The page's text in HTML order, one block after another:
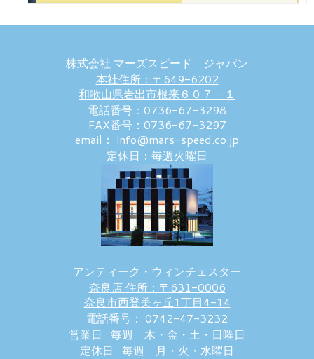
株式会社 マーズスピード ジャパン
本社住所：〒649-6202
和歌山県岩出市根来６０７－１
電話番号：0736-67-3298
FAX番号：0736-67-3297
email： info@mars-speed.co.jp
定休日：毎週火曜日
アンティーク・ウィンチェスター
奈良店 住所：〒631-0006
奈良市西登美ヶ丘1丁目4-14
電話番号： 0742-47-3232
営業日 : 毎週 木・金・土・日曜日
定休日 : 毎週 月・火・水曜日